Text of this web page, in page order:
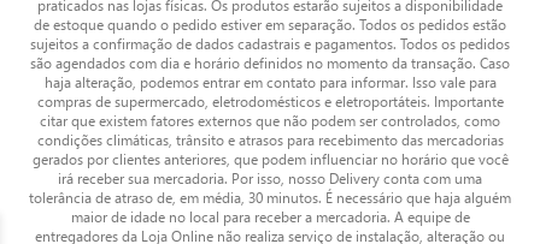
praticados nas lojas físicas. Os produtos estarão sujeitos a disponibilidade
de estoque quando o pedido estiver em separação. Todos os pedidos estão
sujeitos a confirmação de dados cadastrais e pagamentos. Todos os pedidos
são agendados com dia e horário definidos no momento da transação. Caso
haja alteração, podemos entrar em contato para informar. Isso vale para
compras de supermercado, eletrodomésticos e eletroportáteis. Importante
citar que existem fatores externos que não podem ser controlados, como
condições climáticas, trânsito e atrasos para recebimento das mercadorias
gerados por clientes anteriores, que podem influenciar no horário que você
irá receber sua mercadoria. Por isso, nosso Delivery conta com uma
tolerância de atraso de, em média, 30 minutos. É necessário que haja alguém
maior de idade no local para receber a mercadoria. A equipe de
entregadores da Loja Online não realiza serviço de instalação, alteração ou